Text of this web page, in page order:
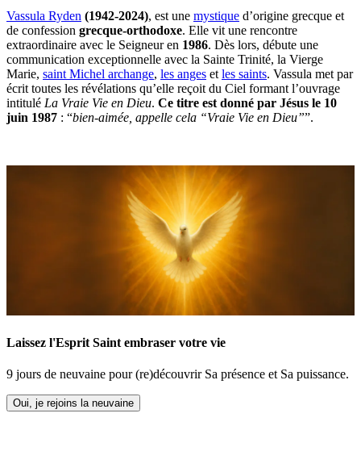
Vassula Ryden (1942-2024), est une mystique d’origine grecque et
de confession grecque-orthodoxe. Elle vit une rencontre
extraordinaire avec le Seigneur en 1986. Dès lors, débute une
communication exceptionnelle avec la Sainte Trinité, la Vierge
Marie, saint Michel archange, les anges et les saints. Vassula met par
écrit toutes les révélations qu’elle reçoit du Ciel formant l’ouvrage
intitulé La Vraie Vie en Dieu. Ce titre est donné par Jésus le 10
juin 1987 : “bien-aimée, appelle cela “Vraie Vie en Dieu””.
Laissez l'Esprit Saint embraser votre vie
9 jours de neuvaine pour (re)découvrir Sa présence et Sa puissance.
Oui, je rejoins la neuvaine